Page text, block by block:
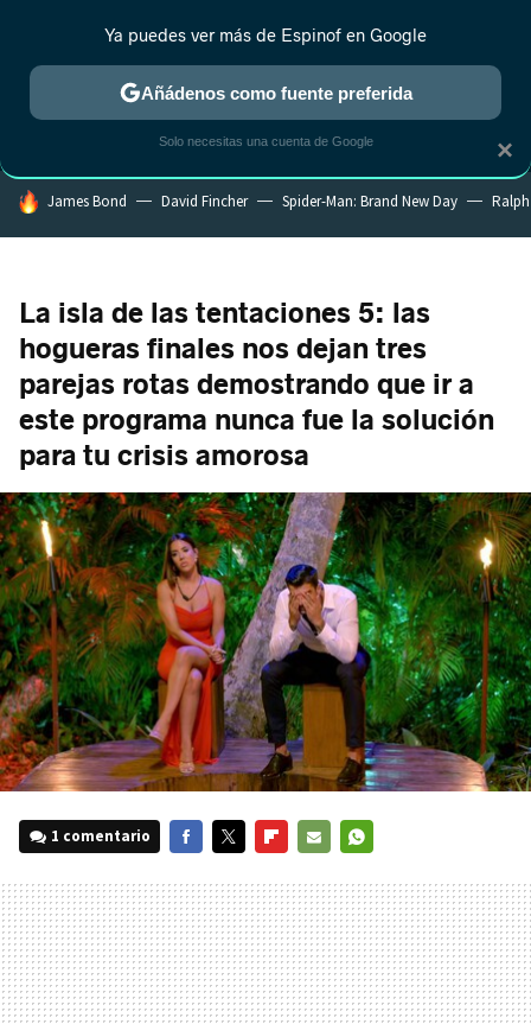
MENÚ NUEVO
ESTRENOS REALITY ANIME RANKINGS CINE
HOY SE HABLA DE
James Bond David Fincher Spider-Man: Brand New Day
La isla de las tentaciones 5: las
hogueras finales nos dejan tres
parejas rotas demostrando que ir a
este programa nunca fue la solución
para tu crisis amorosa
1 comentario
MAIL
×
Ya puedes ver más de Espinof en Google
Añádenos como fuente preferida
Solo necesitas una cuenta de Google